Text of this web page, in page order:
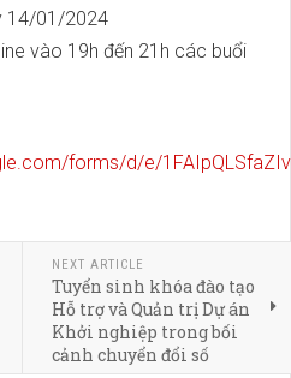
14/01/2024
vào 19h đến 21h các buổi
forms/d/e/
NEXT ARTICLE
Tuyển sinh khóa đào tạo
Hỗ trợ và Quản trị Dự án
Khởi nghiệp trong bối
cảnh chuyển đổi số